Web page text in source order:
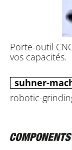
Porte-outil
vos capacités.
suhner-
robotic-